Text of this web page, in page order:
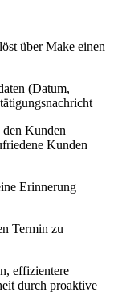
über Make einen
(Datum,
Kunden
Kunden
Erinnerung
Termin zu
effizientere
durch proaktive